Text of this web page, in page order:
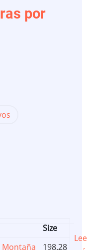
por
Size
198.28
Lee